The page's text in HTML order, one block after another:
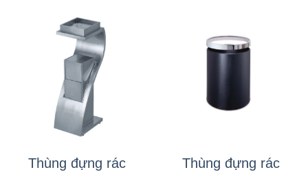
Thùng đựng rác
Thùng đựng rác